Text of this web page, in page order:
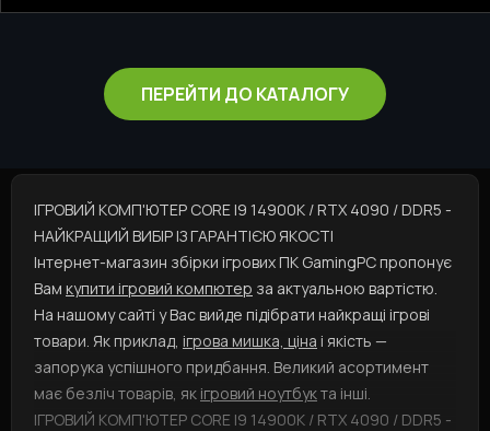
ПЕРЕЙТИ ДО КАТАЛОГУ
ІГРОВИЙ КОМП'ЮТЕР CORE I9 14900K / RTX 4090 / DDR5 -
НАЙКРАЩИЙ ВИБІР ІЗ ГАРАНТІЄЮ ЯКОСТІ
Інтернет-магазин збірки ігрових ПК GamingPC пропонує
Вам купити ігровий компютер за актуальною вартістю.
На нашому сайті у Вас вийде підібрати найкращі ігрові
товари. Як приклад, ігрова мишка, ціна і якість —
запорука успішного придбання. Великий асортимент
має безліч товарів, як ігровий ноутбукта інші.
ІГРОВИЙ КОМП'ЮТЕР CORE I9 14900K / RTX 4090 / DDR5 -